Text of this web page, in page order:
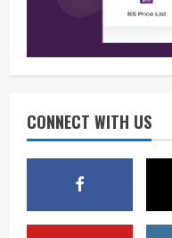
CONNECT WITH US
3
Opini